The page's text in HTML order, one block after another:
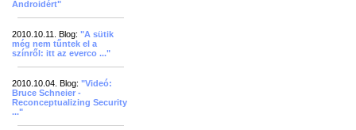
Androidért"
2010.10.11. Blog: "A sütik
még nem tűntek el a
színről: itt az everco ..."
2010.10.04. Blog: "Videó:
Bruce Schneier -
Reconceptualizing Security
..."